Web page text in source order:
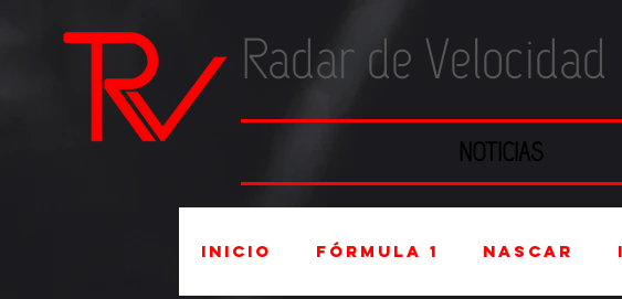
Radar de Velocidad
NOTICIAS
Inicio Fórmula 1 NASCAR